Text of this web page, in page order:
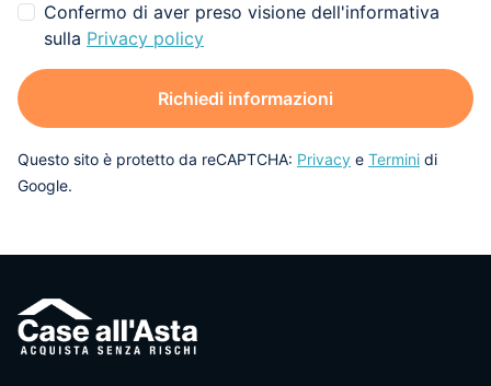
Confermo di aver preso visione dell'informativa
sulla Privacy policy
Richiedi informazioni
Questo sito è protetto da reCAPTCHA: Privacy e Termini di
Google.